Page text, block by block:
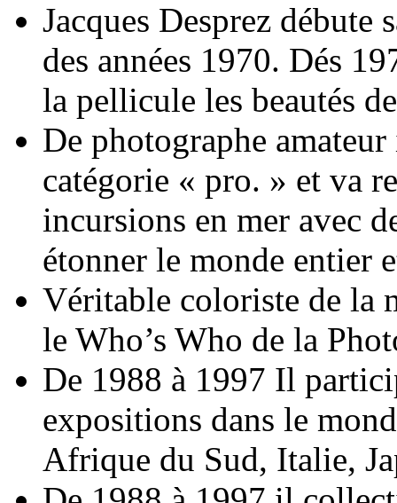
Jacques Desprez débute
des années 1970. Dés
la pellicule les beautés
De photographe
catégorie « pro. » et va
incursions en mer avec
étonner le monde entier
Véritable coloriste de la
le Who’s Who de la
De 1988 à 1997 Il
expositions dans le
Afrique du Sud, Italie,